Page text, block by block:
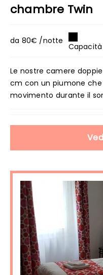
chambre Twin
da 80€ /notte
Capacità
Le nostre camere
cm con un piumone
movimento durante il